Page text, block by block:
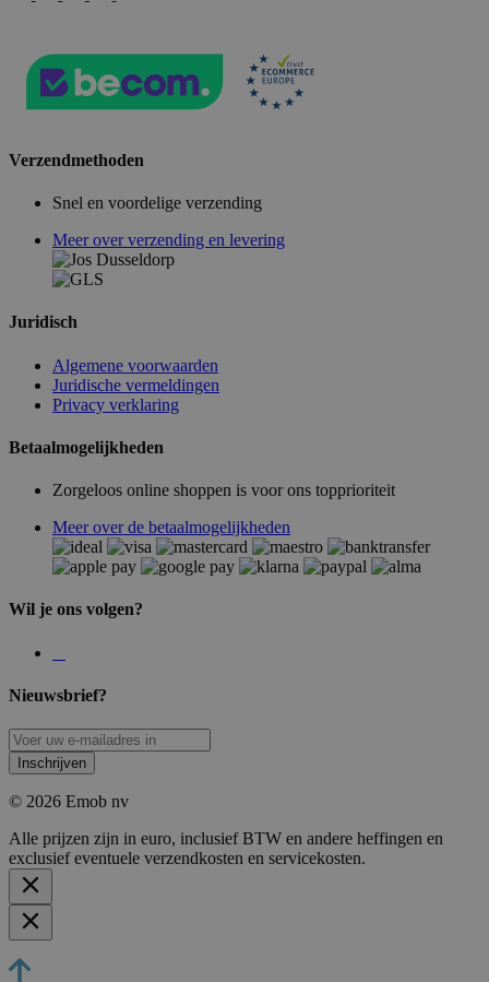
Verzendmethoden
Snel en voordelige verzending
Meer over verzending en levering
Juridisch
Algemene voorwaarden
Juridische vermeldingen
Privacy verklaring
Betaalmogelijkheden
Zorgeloos online shoppen is voor ons topprioriteit
Meer over de betaalmogelijkheden
Wil je ons volgen?
Nieuwsbrief?
Inschrijven
© 2026 Emob nv
Alle prijzen zijn in euro, inclusief BTW en andere heffingen en
exclusief eventuele verzendkosten en servicekosten.